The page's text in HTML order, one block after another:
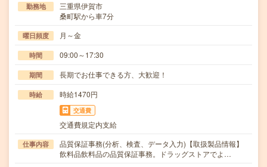
勤務地
三重県伊賀市
桑町駅から車7分
曜日頻度 月～金
時間 09:00～17:30
期間 長期でお仕事できる方、大歓迎！
時給 時給1470円
交通費
交通費規定内支給
仕事内容
品質保証事務(分析、検査、データ入力)【取扱製品情報】
飲料品飲料品の品質保証事務。ドラッグストアでよ…